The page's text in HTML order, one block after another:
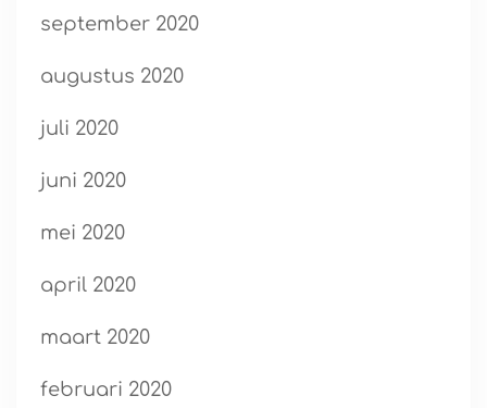
september 2020
augustus 2020
juli 2020
juni 2020
mei 2020
april 2020
maart 2020
februari 2020